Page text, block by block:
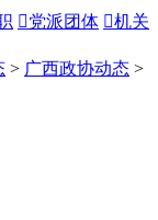
党派团体 机关
> 广西政协动态 >